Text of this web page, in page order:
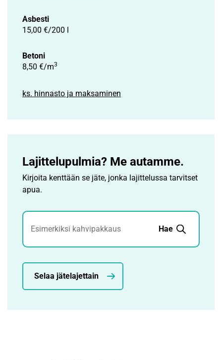
Asbesti
15,00 €/200 l
Betoni
8,50 €/m3
ks. hinnasto ja maksaminen
Lajittelupulmia? Me autamme.
Kirjoita kenttään se jäte, jonka lajittelussa tarvitset
apua.
Jätehaku
Hae
Selaa jätelajettain